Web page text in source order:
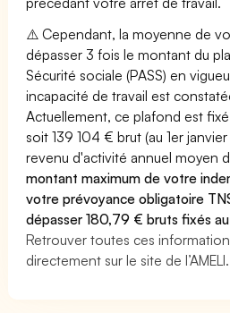
⚠️ Cependant, la moyenne de
dépasser 3 fois le montant du
Sécurité sociale (PASS) en
incapacité de travail est
Actuellement, ce plafond est
soit 139 104 € brut (au 1er
revenu d'activité annuel moyen
montant maximum de votre
votre prévoyance obligatoire
dépasser 180,79 € bruts fixés
Retrouver toutes ces
directement sur le site de l’AMELI.